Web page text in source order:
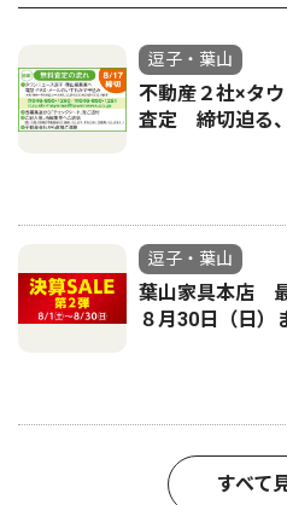
逗子・葉山
不動産２社×タ
査定 締切迫る
逗子・葉山
葉山家具本店
８月30日（日）
すべて